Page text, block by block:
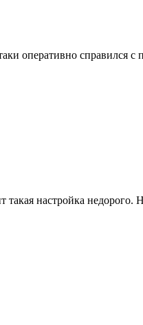
оперативно справился с
настройка недорого.